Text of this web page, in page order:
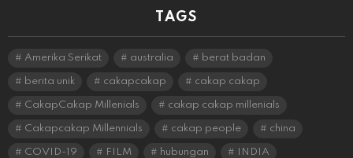
TAGS
Amerika Serikat australia berat badan
berita unik cakapcakap cakap cakap
CakapCakap Millenials cakap cakap millenials
Cakapcakap Millennials cakap people china
COVID-19 FILM hubungan INDIA